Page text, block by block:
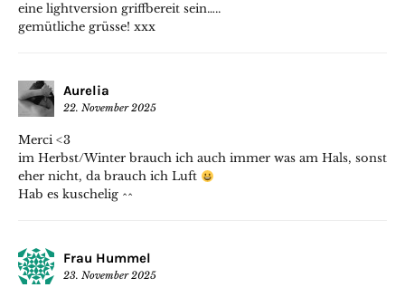
eine lightversion griffbereit sein…..
gemütliche grüsse! xxx
Aurelia
22. November 2025
Merci <3
im Herbst/Winter brauch ich auch immer was am Hals, sonst
eher nicht, da brauch ich Luft
Hab es kuschelig ^^
Frau Hummel
23. November 2025